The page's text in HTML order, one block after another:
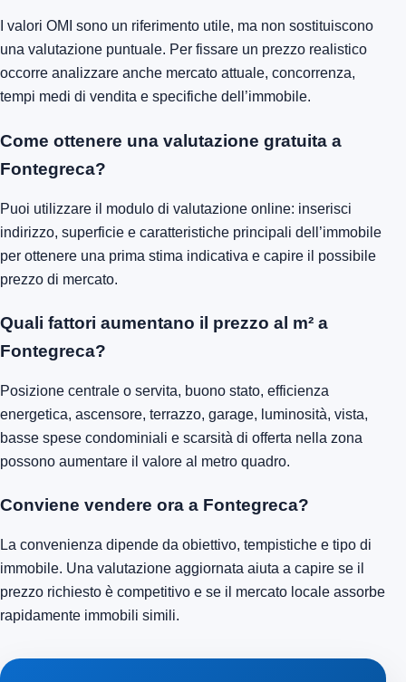
I valori OMI sono un riferimento utile, ma non sostituiscono
una valutazione puntuale. Per fissare un prezzo realistico
occorre analizzare anche mercato attuale, concorrenza,
tempi medi di vendita e specifiche dell’immobile.
Come ottenere una valutazione gratuita a
Fontegreca?
Puoi utilizzare il modulo di valutazione online: inserisci
indirizzo, superficie e caratteristiche principali dell’immobile
per ottenere una prima stima indicativa e capire il possibile
prezzo di mercato.
Quali fattori aumentano il prezzo al m² a
Fontegreca?
Posizione centrale o servita, buono stato, efficienza
energetica, ascensore, terrazzo, garage, luminosità, vista,
basse spese condominiali e scarsità di offerta nella zona
possono aumentare il valore al metro quadro.
Conviene vendere ora a Fontegreca?
La convenienza dipende da obiettivo, tempistiche e tipo di
immobile. Una valutazione aggiornata aiuta a capire se il
prezzo richiesto è competitivo e se il mercato locale assorbe
rapidamente immobili simili.